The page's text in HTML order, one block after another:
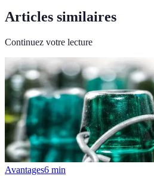
Articles similaires
Continuez votre lecture
Avantages6 min